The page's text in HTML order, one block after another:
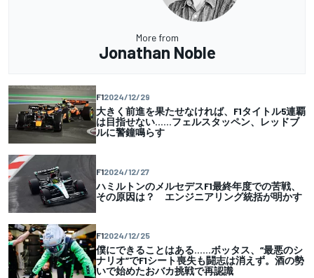
More from
Jonathan Noble
F12024/12/29
大きく前進を果たせなければ、F1タイトル5連覇
は目指せない……フェルスタッペン、レッドブ
ルに警鐘鳴らす
F12024/12/27
ハミルトンのメルセデスF1最終年度での苦戦、
その原因は？ エンジニアリング統括が明かす
F12024/12/25
僕にできることはある……ボッタス、“最悪のシ
ナリオ”でF1シート喪失も闘志は消えず。酒の勢
いで始めたおバカ挑戦で再認識